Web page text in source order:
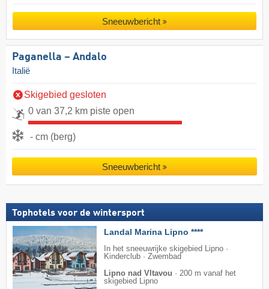
Sneeuwbericht
Paganella – Andalo
Italië
Skigebied gesloten
0 van 37,2 km piste open
- cm (berg)
Sneeuwbericht
Tophotels voor de wintersport
Landal Marina Lipno ****
In het sneeuwrijke skigebied Lipno ·
Kinderclub · Zwembad
Lipno nad Vltavou · 200 m vanaf het
skigebied Lipno